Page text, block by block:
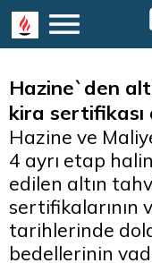
Hazine`den
kira sertifikası
Hazine ve
4 ayrı etap
edilen altın
sertifikalarının
tarihlerinde
bedellerinin